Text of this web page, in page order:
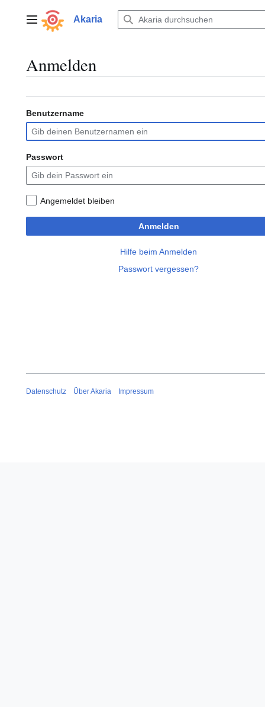
springenHauptmenüAkaria
Anmelden
Benutzername
Passwort
Angemeldet bleiben
Anmelden
Hilfe beim Anmelden
Passwort vergessen?
Datenschutz Über Akaria Impressum